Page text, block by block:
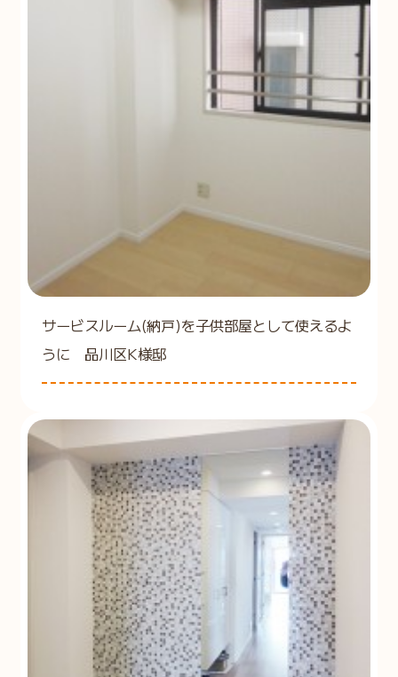
サービスルーム(納戸)を子供部屋として使えるよ
うに 品川区K様邸